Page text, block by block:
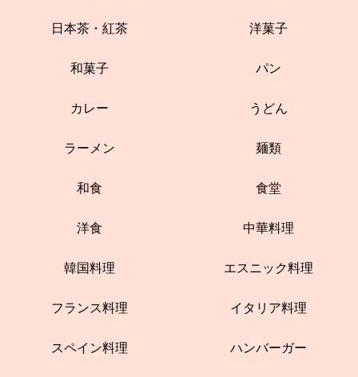
日本茶・紅茶 洋菓子
和菓子 パン
カレー うどん
ラーメン 麺類
和食 食堂
洋食 中華料理
韓国料理 エスニック料理
フランス料理 イタリア料理
スペイン料理 ハンバーガー